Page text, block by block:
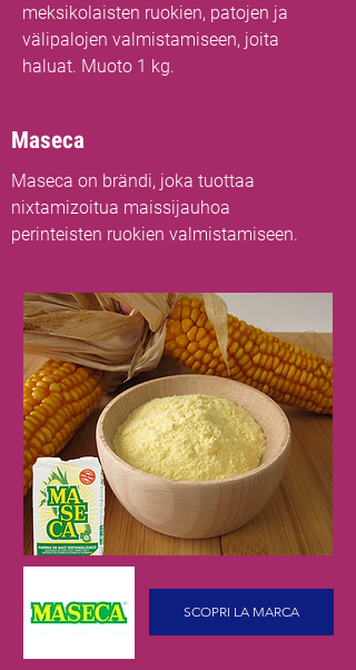
meksikolaisten ruokien, patojen ja
välipalojen valmistamiseen, joita
haluat. Muoto 1 kg.
Maseca
Maseca on brändi, joka tuottaa
nixtamizoitua maissijauhoa
perinteisten ruokien valmistamiseen.
SCOPRI LA MARCA